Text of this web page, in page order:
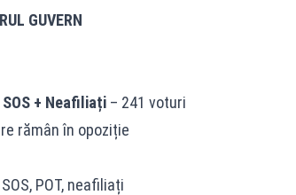
GUVERN
SOS + Neafiliați– 241 voturi
rămân în opoziție
POT, neafiliați